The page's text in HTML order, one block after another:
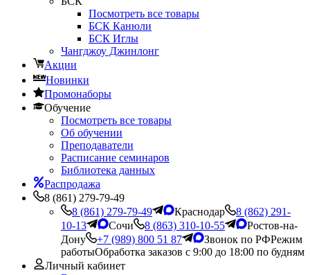
Посмотреть все товары
БСК Канюли
БСК Иглы
Чангджоу Джинлонг
Акции
Новинки
Промонаборы
Обучение
Посмотреть все товары
Об обучении
Преподаватели
Расписание семинаров
Библиотека данных
Распродажа
8 (861) 279-79-49
8 (861) 279-79-49
Краснодар
8 (862) 291-
10-13
Сочи 8 (863) 310-10-55
Ростов-на-
Дону
+7 (989) 800 51 87 Звонок по РФРежим
работыОбработка заказов с 9:00 до 18:00 по будням
Личный кабинет